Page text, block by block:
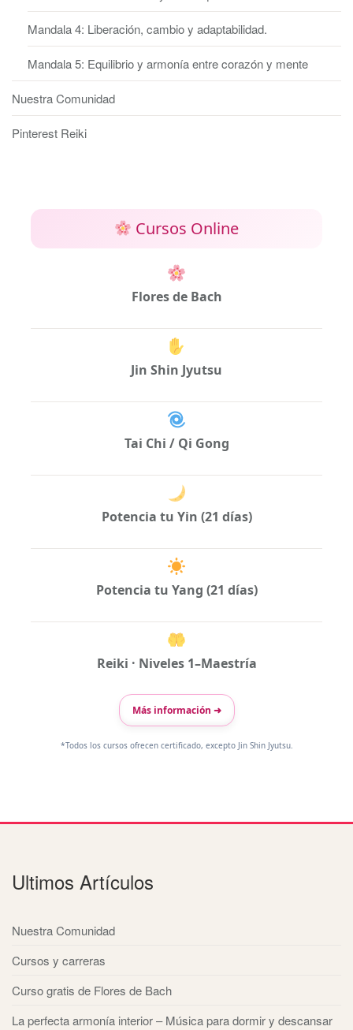
Mandala 4: Liberación, cambio y adaptabilidad.
Mandala 5: Equilibrio y armonía entre corazón y mente
Nuestra Comunidad
Pinterest Reiki
Cursos Online
Flores de Bach
Jin Shin Jyutsu
Tai Chi / Qi Gong
Potencia tu Yin (21 días)
Potencia tu Yang (21 días)
Reiki · Niveles 1–Maestría
Más información ➜
*Todos los cursos ofrecen certificado, excepto Jin Shin Jyutsu.
Ultimos Artículos
Nuestra Comunidad
Cursos y carreras
Curso gratis de Flores de Bach
La perfecta armonía interior – Música para dormir y descansar